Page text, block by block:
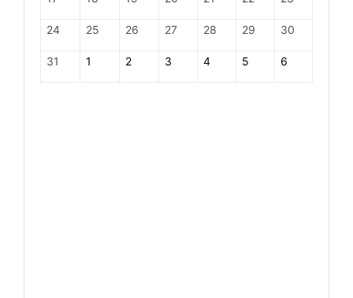
24 25 26 27 28 29 30
31 1 2 3 4 5 6